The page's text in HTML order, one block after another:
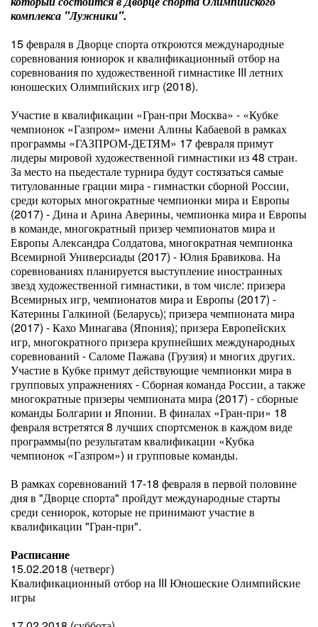
комплекса "Лужники".
15 февраля в Дворце спорта откроются международные
соревнования юниорок и квалификационный отбор на
соревнования по художественной гимнастике III летних
юношеских Олимпийских игр (2018).
Участие в квалификации «Гран-при Москва» - «Кубке
чемпионок «Газпром» имени Алины Кабаевой в рамках
программы «ГАЗПРОМ-ДЕТЯМ» 17 февраля примут
лидеры мировой художественной гимнастики из 48 стран.
За место на пьедестале турнира будут состязаться самые
титулованные грации мира - гимнастки сборной России,
среди которых многократные чемпионки мира и Европы
(2017) - Дина и Арина Аверины, чемпионка мира и Европы
в команде, многократный призер чемпионатов мира и
Европы Александра Солдатова, многократная чемпионка
Всемирной Универсиады (2017) - Юлия Бравикова. На
соревнованиях планируется выступление иностранных
звезд художественной гимнастики, в том числе: призера
Всемирных игр, чемпионатов мира и Европы (2017) -
Катерины Галкиной (Беларусь); призера чемпионата мира
(2017) - Кахо Минагава (Япония); призера Европейских
игр, многократного призера крупнейших международных
соревнований - Саломе Пажава (Грузия) и многих других.
Участие в Кубке примут действующие чемпионки мира в
групповых упражнениях - Сборная команда России, а также
многократные призеры чемпионата мира (2017) - сборные
команды Болгарии и Японии. В финалах «Гран-при» 18
февраля встретятся 8 лучших спортсменок в каждом виде
программы(по результатам квалификации «Кубка
чемпионок «Газпром») и групповые команды.
В рамках соревнований 17-18 февраля в первой половине
дня в "Дворце спорта" пройдут международные старты
среди сениорок, которые не принимают участие в
квалификации "Гран-при".
Расписание
15.02.2018 (четверг)
Квалификационный отбор на III Юношеские Олимпийские
игры